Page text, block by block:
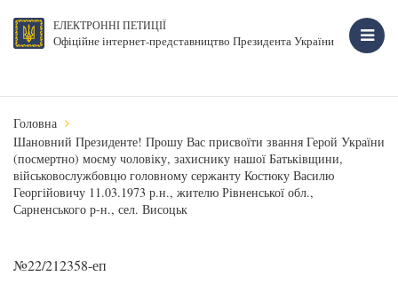
ЕЛЕКТРОННІ ПЕТИЦІЇ
Офіційне інтернет-представництво Президента України
Головна
Шановний Президенте! Прошу Вас присвоїти звання Герой України
(посмертно) моєму чоловіку, захиснику нашої Батьківщини,
військовослужбовцю головному сержанту Костюку Василю
Георгійовичу 11.03.1973 р.н., жителю Рівненської обл.,
Сарненського р-н., сел. Висоцьк
№22/212358-еп